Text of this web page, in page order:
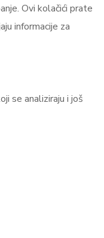
Ovi kolačići prate
informacije za
se analiziraju i još